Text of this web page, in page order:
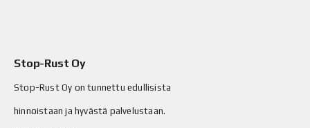
Stop-Rust Oy
Stop-Rust Oy on tunnettu edullisista
hinnoistaan ja hyvästä palvelustaan.